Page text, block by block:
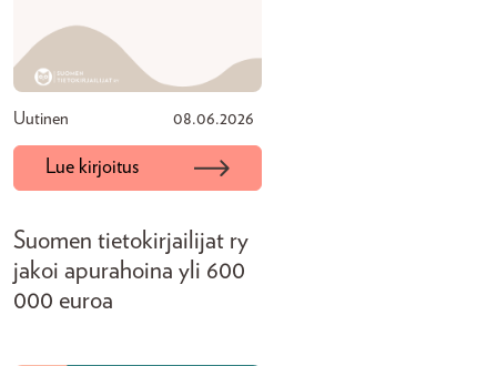
Uutinen 08.06.2026
Lue kirjoitus
Suomen tietokirjailijat ry
jakoi apurahoina yli 600
000 euroa